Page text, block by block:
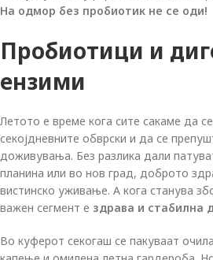
На одмор без пробиотик не се оди!
Пробиотици и
ензими
Летото е време кога сите сакаме да
секојдневните обврски и да се
доживувања. Без разлика дали
планина или во нов град, доброто
вистинско уживање. А кога станува
важен сегмент е здрава и стабилна
Во куферот секогаш се пакуваат